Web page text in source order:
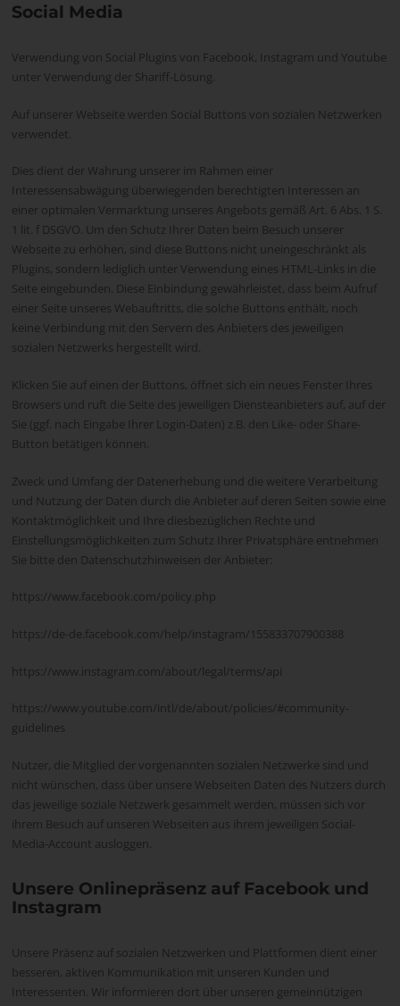
Social Media
Verwendung von Social Plugins von Facebook, Instagram und Youtube
unter Verwendung der Shariff-Lösung.
Auf unserer Webseite werden Social Buttons von sozialen Netzwerken
verwendet.
Dies dient der Wahrung unserer im Rahmen einer
Interessensabwägung überwiegenden berechtigten Interessen an
einer optimalen Vermarktung unseres Angebots gemäß Art. 6 Abs. 1 S.
1 lit. f DSGVO. Um den Schutz Ihrer Daten beim Besuch unserer
Webseite zu erhöhen, sind diese Buttons nicht uneingeschränkt als
Plugins, sondern lediglich unter Verwendung eines HTML-Links in die
Seite eingebunden. Diese Einbindung gewährleistet, dass beim Aufruf
einer Seite unseres Webauftritts, die solche Buttons enthält, noch
keine Verbindung mit den Servern des Anbieters des jeweiligen
sozialen Netzwerks hergestellt wird.
Klicken Sie auf einen der Buttons, öffnet sich ein neues Fenster Ihres
Browsers und ruft die Seite des jeweiligen Diensteanbieters auf, auf der
Sie (ggf. nach Eingabe Ihrer Login-Daten) z.B. den Like- oder Share-
Button betätigen können.
Zweck und Umfang der Datenerhebung und die weitere Verarbeitung
und Nutzung der Daten durch die Anbieter auf deren Seiten sowie eine
Kontaktmöglichkeit und Ihre diesbezüglichen Rechte und
Einstellungsmöglichkeiten zum Schutz Ihrer Privatsphäre entnehmen
Sie bitte den Datenschutzhinweisen der Anbieter:
https://www.facebook.com/policy.php
https://de-de.facebook.com/help/instagram/155833707900388
https://www.instagram.com/about/legal/terms/api
https://www.youtube.com/intl/de/about/policies/#community-
guidelines
Nutzer, die Mitglied der vorgenannten sozialen Netzwerke sind und
nicht wünschen, dass über unsere Webseiten Daten des Nutzers durch
das jeweilige soziale Netzwerk gesammelt werden, müssen sich vor
ihrem Besuch auf unseren Webseiten aus ihrem jeweiligen Social-
Media-Account ausloggen.
Unsere Onlinepräsenz auf Facebook und
Instagram
Unsere Präsenz auf sozialen Netzwerken und Plattformen dient einer
besseren, aktiven Kommunikation mit unseren Kunden und
Interessenten. Wir informieren dort über unseren gemeinnützigen